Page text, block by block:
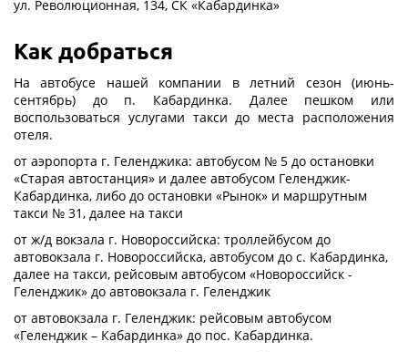
ул. Революционная, 134, СК «Кабардинка»
Как добраться
На автобусе нашей компании в летний сезон (июнь-
сентябрь) до п. Кабардинка. Далее пешком или
воспользоваться услугами такси до места расположения
отеля.
от аэропорта г. Геленджика: автобусом № 5 до остановки
«Старая автостанция» и далее автобусом Геленджик-
Кабардинка, либо до остановки «Рынок» и маршрутным
такси № 31, далее на такси
от ж/д вокзала г. Новороссийска: троллейбусом до
автовокзала г. Новороссийска, автобусом до с. Кабардинка,
далее на такси, рейсовым автобусом «Новороссийск -
Геленджик» до автовокзала г. Геленджик
от автовокзала г. Геленджик: рейсовым автобусом
«Геленджик – Кабардинка» до пос. Кабардинка.